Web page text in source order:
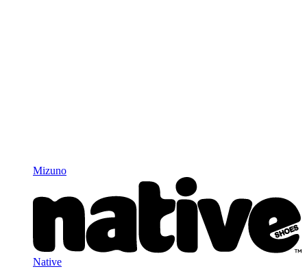
Mizuno
Native